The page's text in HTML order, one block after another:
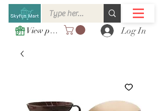
View points Log In